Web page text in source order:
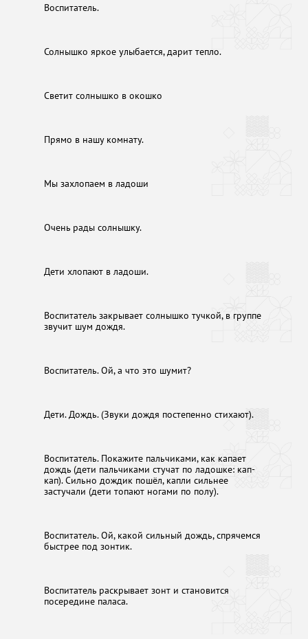
Воспитатель.
Солнышко яркое улыбается, дарит тепло.
Светит солнышко в окошко
Прямо в нашу комнату.
Мы захлопаем в ладоши
Очень рады солнышку.
Дети хлопают в ладоши.
Воспитатель закрывает солнышко тучкой, в группе
звучит шум дождя.
Воспитатель. Ой, а что это шумит?
Дети. Дождь. (Звуки дождя постепенно стихают).
Воспитатель. Покажите пальчиками, как капает
дождь (дети пальчиками стучат по ладошке: кап-
кап). Сильно дождик пошёл, капли сильнее
застучали (дети топают ногами по полу).
Воспитатель. Ой, какой сильный дождь, спрячемся
быстрее под зонтик.
Воспитатель раскрывает зонт и становится
посередине паласа.